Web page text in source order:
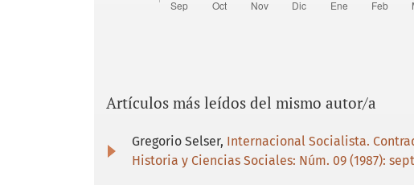
Artículos más leídos del mismo autor/a
Gregorio Selser, Internacional Socialista.
Historia y Ciencias Sociales: Núm. 09 (1987):